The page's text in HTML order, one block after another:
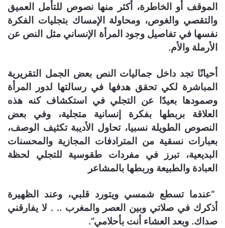
الموقف أو الخاطرة، أكثر منها نصوص للتأمل العميق
والتقصي والغوص، ومحاولة الإمساك بتجليات الفكرة
نفسها في تفاصيل وجود المرأة الإنساني مثل النص عن
الأرملة والأم.
أحيانًا تجد داخل جماليات النص بعض الجمل التقريرية
المباشرة لكي تحقق هدفها في رسالتها لدور المرأة
وصمودها بعيدًا عن التجلي في استكشاف كنه هذه
العلاقة بربطها بفكرة إنسانية متجلية، وفي بعض
النصوص الطويلة نسبيا، تحاول الأديبة تكثيف الوصف،
بعبارات نسقية من المترادفات المجازية والمحسنات
البديعية، تبرز في مفردات طقوسية للتجلي لحظة
العبادة والطبيعة وربطها بالمشاعر
“عندما تسطع شمسي ويتورد قلبي، وعند الظهيرة
أذكرك في صلاتي وبين العصر والمغرب .. . لا يفارقني
صداك. وبعد العشاء أنت بأحلامي”.